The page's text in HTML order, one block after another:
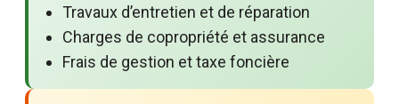
Travaux d’entretien et de réparation
Charges de copropriété et assurance
Frais de gestion et taxe foncière